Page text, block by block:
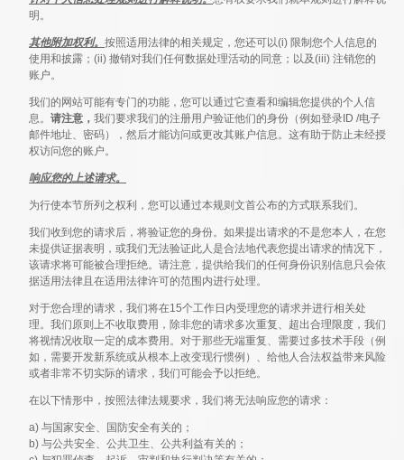
明。
其他附加权利。 按照适用法律的相关规定，您还可以(i) 限制您个人信息的
使用和披露；(ii) 撤销对我们任何数据处理活动的同意；以及(iii) 注销您的
账户。
我们的网站可能有专门的功能，您可以通过它查看和编辑您提供的个人信
息。 请注意， 我们要求我们的注册用户验证他们的身份（例如登录ID /电子
邮件地址、密码），然后才能访问或更改其账户信息。这有助于防止未经授
权访问您的账户。
响应您的上述请求。
为行使本节所列之权利，您可以通过本规则文首公布的方式联系我们。
我们收到您的请求后，将验证您的身份。如果提出请求的不是您本人，在您
未提供证据表明，或我们无法验证此人是合法地代表您提出请求的情况下，
该请求将可能被合理拒绝。请注意，提供给我们的任何身份识别信息只会依
据适用法律且在适用法律许可的范围内进行处理。
对于您合理的请求，我们将在15个工作日内受理您的请求并进行相关处
理。我们原则上不收取费用，除非您的请求多次重复、超出合理限度，我们
将视情况收取一定的成本费用。对于那些无端重复、需要过多技术手段（例
如，需要开发新系统或从根本上改变现行惯例）、给他人合法权益带来风险
或者非常不切实际的请求，我们可能会予以拒绝。
在以下情形中，按照法律法规要求，我们将无法响应您的请求：
a) 与国家安全、国防安全有关的；
b) 与公共安全、公共卫生、公共利益有关的；